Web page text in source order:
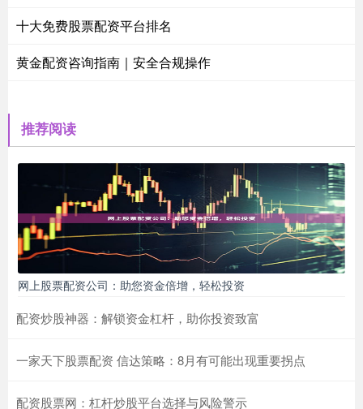
十大免费股票配资平台排名
黄金配资咨询指南｜安全合规操作
推荐阅读
网上股票配资公司：助您资金倍增，轻松投资
配资炒股神器：解锁资金杠杆，助你投资致富
一家天下股票配资 信达策略：8月有可能出现重要拐点
配资股票网：杠杆炒股平台选择与风险警示